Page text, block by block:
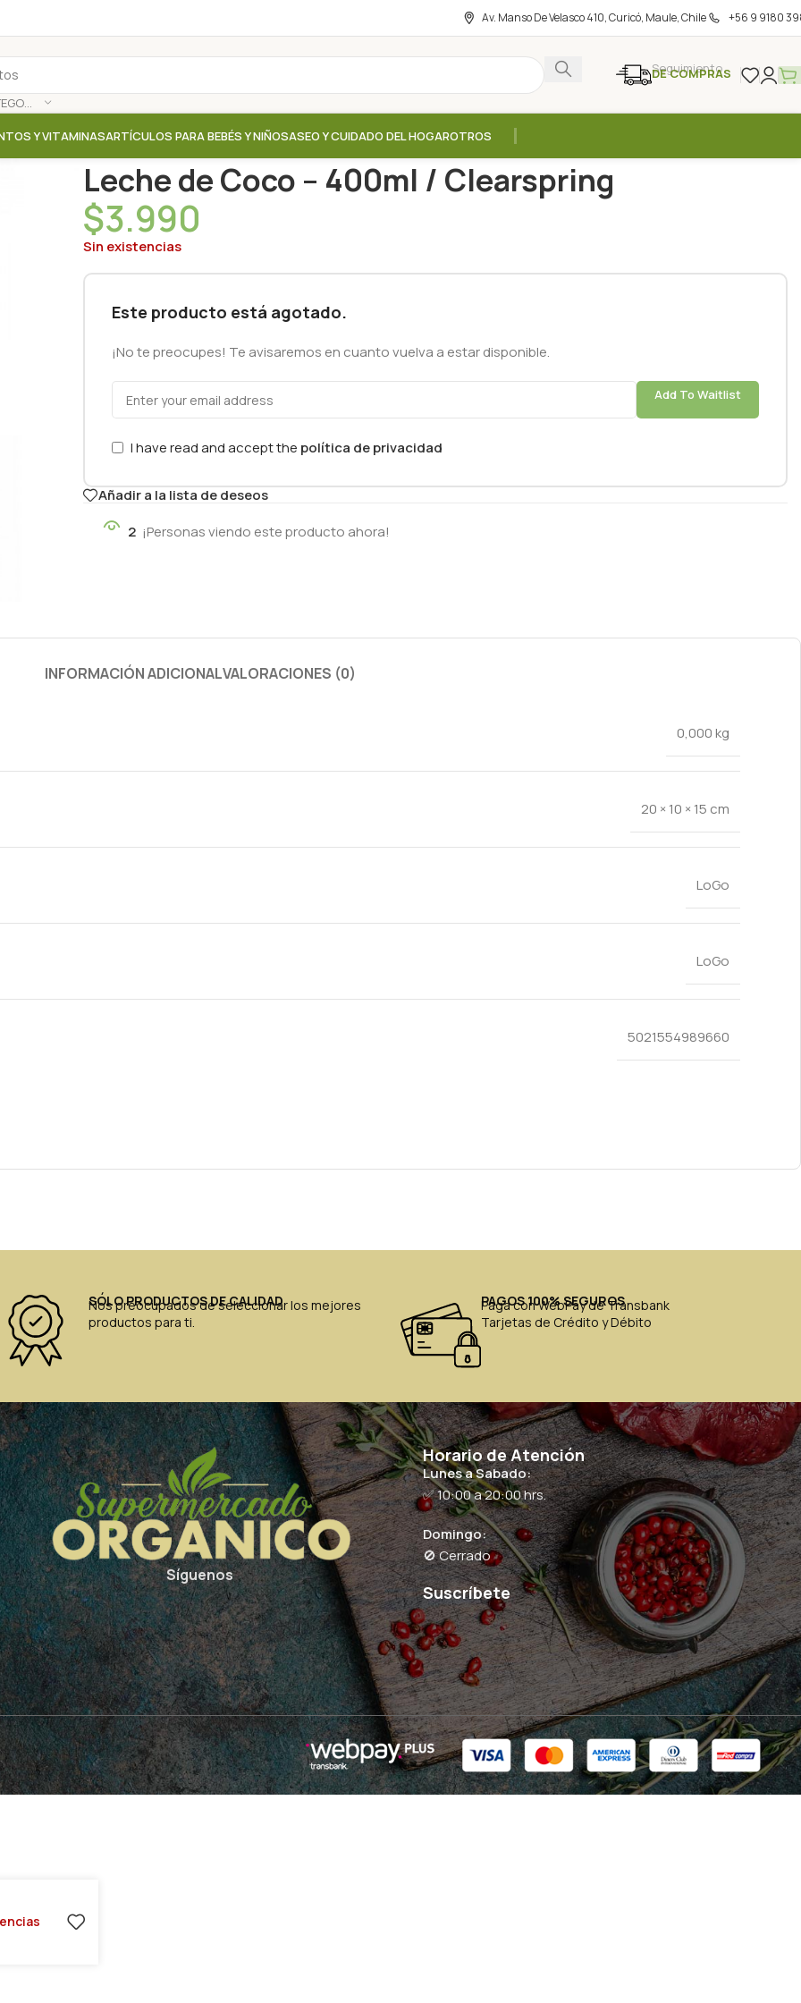
Av. Manso De Velasco 410, Curicó, Maule, Chile +56 9 9180
SELECCIONAR CATEGORÍA
Seguimiento
DE COMPRAS
Y VITAMINASARTÍCULOS PARA BEBÉS Y NIÑOSASEO Y CUIDADO DEL HOGAROTROS
Leche de Coco – 400ml / Clearspring
$3.990
Sin existencias
Este producto está agotado.
¡No te preocupes! Te avisaremos en cuanto vuelva a estar disponible.
Add To Waitlist
I have read and accept the política de privacidad
Añadir a la lista de deseos
2 ¡Personas viendo este producto ahora!
INFORMACIÓN ADICIONALVALORACIONES (0)
0,000 kg
20 × 10 × 15 cm
LoGo
LoGo
5021554989660
SÓLO PRODUCTOS DE CALIDAD
Nos preocupados de seleccionar los mejores
productos para ti.
PAGOS 100% SEGUROS
Paga con WebPay de Transbank
Tarjetas de Crédito y Débito
Síguenos
Horario de Atención
Lunes a Sabado:
✅ 10:00 a 20:00 hrs.
Domingo:
🚫 Cerrado
Suscríbete